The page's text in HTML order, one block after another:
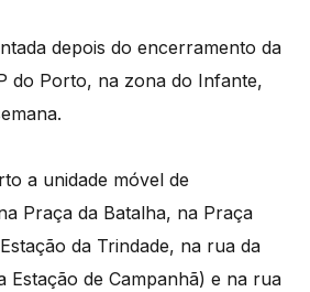
depois do encerramento da
do Porto, na zona do Infante,
a unidade móvel de
Praça da Batalha, na Praça
da Trindade, na rua da
Estação de Campanhã) e na rua